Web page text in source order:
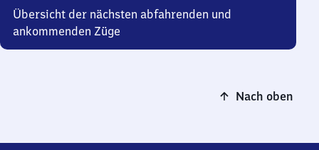
Übersicht der nächsten abfahrenden und
ankommenden Züge
Nach oben